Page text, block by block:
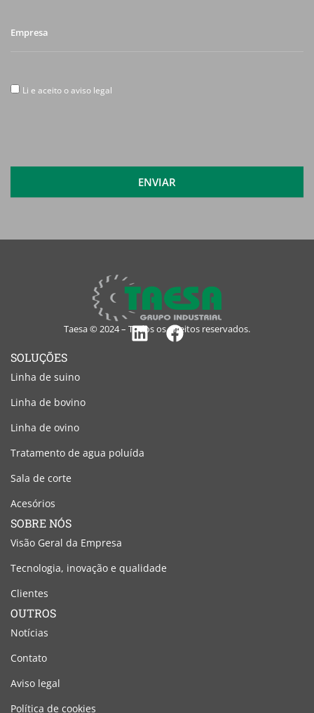
Empresa
Li Li e aceito o aviso legal
ENVIAR
Taesa © 2024 – Todos os direitos reservados.
SOLUÇÕES
Linha de suino
Linha de bovino
Linha de ovino
Tratamento de agua poluída
Sala de corte
Acesórios
SOBRE NÓS
Visão Geral da Empresa
Tecnologia, inovação e qualidade
Clientes
OUTROS
Notícias
Contato
Aviso legal
Política de cookies